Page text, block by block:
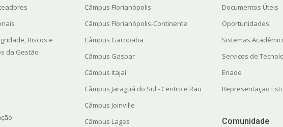
Riscos e
da Gestão
Câmpus Florianópolis
Câmpus Florianópolis-Continente
Câmpus Garopaba
Câmpus Gaspar
Câmpus Itajaí
Câmpus Jaraguá do Sul - Centro e Rau
Câmpus Joinville
Câmpus Lages
Documentos Úteis
Oportunidades
Sistemas
Serviços de
Enade
Representação
Comunidade